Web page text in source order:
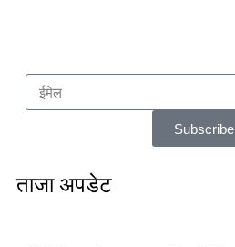
Subscribe
ताजा अपडेट